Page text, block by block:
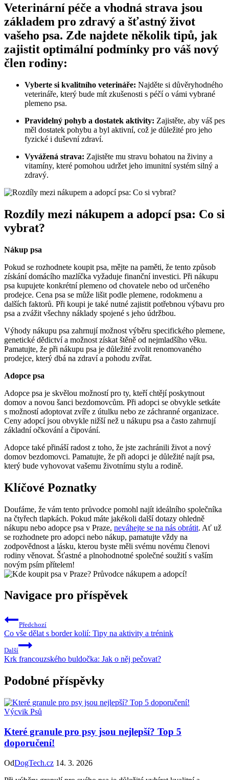
Veterinární péče a vhodná strava jsou
základem pro zdravý a šťastný život
vašeho psa. Zde najdete několik tipů, jak
zajistit optimální podmínky pro váš nový
člen rodiny:
Vyberte si kvalitního veterináře: Najděte si důvěryhodného
veterináře, který bude mít zkušenosti s péčí o vámi vybrané
plemeno psa.
Pravidelný pohyb a dostatek aktivity: Zajistěte, aby váš pes
měl dostatek pohybu a byl aktivní, což je důležité pro jeho
fyzické i duševní zdraví.
Vyvážená strava: Zajistěte mu stravu bohatou na živiny a
vitamíny, které pomohou udržet jeho imunitní systém silný a
zdravý.
Rozdíly mezi nákupem a adopcí psa: Co si
vybrat?
Nákup psa
Pokud se rozhodnete koupit psa, mějte na paměti, že tento způsob
získání domácího mazlíčka vyžaduje finanční investici. Při nákupu
psa kupujete konkrétní plemeno od chovatele nebo od určeného
prodejce. Cena psa se může lišit podle plemene, rodokmenu a
dalších faktorů. Při koupi je také nutné zajistit potřebnou výbavu pro
psa a zvážit všechny náklady spojené s jeho údržbou.
Výhody nákupu psa zahrnují možnost výběru specifického plemene,
genetické dědictví a možnost získat štěně od nejmladšího věku.
Pamatujte, že při nákupu psa je důležité zvolit renomovaného
prodejce, který dbá na zdraví a pohodu zvířat.
Adopce psa
Adopce psa je skvělou možností pro ty, kteří chtějí poskytnout
domov a novou šanci bezdomovcům. Při adopci se obvykle setkáte
s možností adoptovat zvíře z útulku nebo ze záchranné organizace.
Ceny adopcí jsou obvykle nižší než u nákupu psa a často zahrnují
základní očkování a čipování.
Adopce také přináší radost z toho, že jste zachránili život a nový
domov bezdomovci. Pamatujte, že při adopci je důležité najít psa,
který bude vyhovovat vašemu životnímu stylu a rodině.
Klíčové Poznatky
Doufáme, že vám tento průvodce pomohl najít ideálního společníka
na čtyřech tlapkách. Pokud máte jakékoli další dotazy ohledně
nákupu nebo adopce psa v Praze, neváhejte se na nás obrátit. Ať už
se rozhodnete pro adopci nebo nákup, pamatujte vždy na
zodpovědnost a lásku, kterou byste měli svému novému členovi
rodiny věnovat. Šťastné a plnohodnotné společné soužití s vaším
novým psím přítelem!
Navigace pro příspěvek
Předchozí
Co vše dělat s border kolií: Tipy na aktivity a trénink
Další
Krk francouzského buldočka: Jak o něj pečovat?
Podobné příspěvky
Výcvik Psů
Které granule pro psy jsou nejlepší? Top 5
doporučení!
OdDogTech.cz 14. 3. 2026